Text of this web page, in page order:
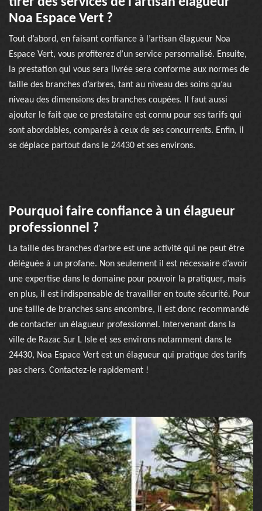
Noa Espace Vert ?
Tout d’abord, en faisant confiance à l’artisan élagueur Noa
Espace Vert, vous profiterez d’un service personnalisé. Ensuite,
la prestation qui vous sera livrée sera conforme aux normes de
taille des branches d’arbres, tant au niveau des soins qu’au
niveau des dimensions des branches coupées. Il faut aussi
ajouter le fait que ce prestataire est connu pour ses tarifs qui
sont abordables, comparés à ceux de ses concurrents. Enfin, il
se déplace partout dans le 24430 et ses environs.
Pourquoi faire confiance à un élagueur
professionnel ?
La taille des branches d’arbre est une activité qui ne peut être
déléguée à un profane. Non seulement il est nécessaire d’avoir
une expertise dans le domaine pour pouvoir la pratiquer, mais
en plus, il est indispensable de travailler en toute sécurité. Pour
une taille de branches sans encombre, il est donc recommandé
de contacter un élagueur professionnel. Intervenant dans la
ville de Razac Sur L Isle et ses environs notamment dans le
24430, Noa Espace Vert est un élagueur qui pratique des tarifs
pas chers. Contactez-le rapidement !